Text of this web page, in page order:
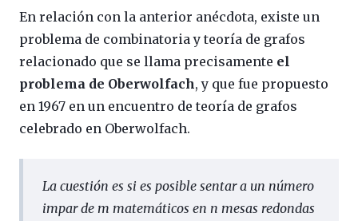
En relación con la anterior anécdota, existe un
problema de combinatoria y teoría de grafos
relacionado que se llama precisamente el
problema de Oberwolfach, y que fue propuesto
en 1967 en un encuentro de teoría de grafos
celebrado en Oberwolfach.
La cuestión es si es posible sentar a un número
impar de m matemáticos en n mesas redondas